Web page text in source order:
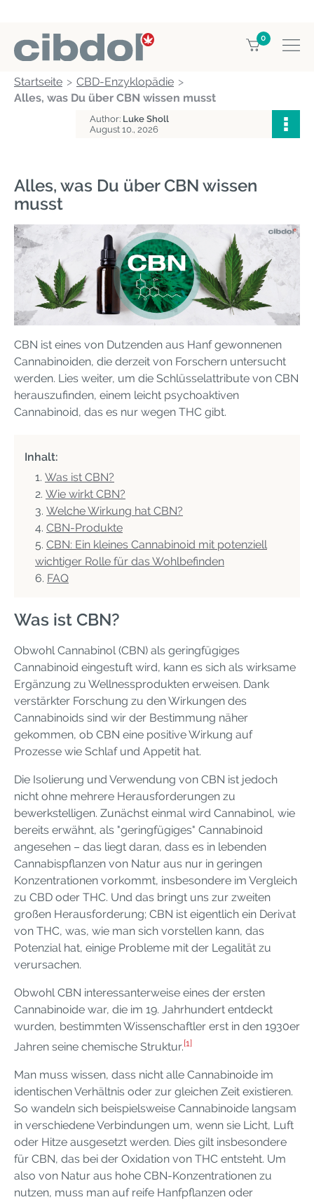
0
Startseite
CBD-Enzyklopädie
Alles, was Du über CBN wissen musst
Author: Luke Sholl
August 10., 2026
Alles, was Du über CBN wissen
musst
CBN ist eines von Dutzenden aus Hanf gewonnenen
Cannabinoiden, die derzeit von Forschern untersucht
werden. Lies weiter, um die Schlüsselattribute von CBN
herauszufinden, einem leicht psychoaktiven
Cannabinoid, das es nur wegen THC gibt.
Inhalt:
Was ist CBN?
Wie wirkt CBN?
Welche Wirkung hat CBN?
CBN-Produkte
CBN: Ein kleines Cannabinoid mit potenziell
wichtiger Rolle für das Wohlbefinden
FAQ
Was ist CBN?
Obwohl Cannabinol (CBN) als geringfügiges
Cannabinoid eingestuft wird, kann es sich als wirksame
Ergänzung zu Wellnessprodukten erweisen. Dank
verstärkter Forschung zu den Wirkungen des
Cannabinoids sind wir der Bestimmung näher
gekommen, ob CBN eine positive Wirkung auf
Prozesse wie Schlaf und Appetit hat.
Die Isolierung und Verwendung von CBN ist jedoch
nicht ohne mehrere Herausforderungen zu
bewerkstelligen. Zunächst einmal wird Cannabinol, wie
bereits erwähnt, als "geringfügiges" Cannabinoid
angesehen – das liegt daran, dass es in lebenden
Cannabispflanzen von Natur aus nur in geringen
Konzentrationen vorkommt, insbesondere im Vergleich
zu CBD oder THC. Und das bringt uns zur zweiten
großen Herausforderung; CBN ist eigentlich ein Derivat
von THC, was, wie man sich vorstellen kann, das
Potenzial hat, einige Probleme mit der Legalität zu
verursachen.
Obwohl CBN interessanterweise eines der ersten
Cannabinoide war, die im 19. Jahrhundert entdeckt
wurden, bestimmten Wissenschaftler erst in den 1930er
Jahren seine chemische Struktur.[1]
Man muss wissen, dass nicht alle Cannabinoide im
identischen Verhältnis oder zur gleichen Zeit existieren.
So wandeln sich beispielsweise Cannabinoide langsam
in verschiedene Verbindungen um, wenn sie Licht, Luft
oder Hitze ausgesetzt werden. Dies gilt insbesondere
für CBN, das bei der Oxidation von THC entsteht. Um
also von Natur aus hohe CBN-Konzentrationen zu
nutzen, muss man auf reife Hanfpflanzen oder